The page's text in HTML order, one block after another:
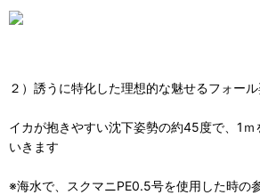
２）誘うに特化した理想的な魅せるフォー
イカが抱きやすい沈下姿勢の約45度で、1
いきます
※海水で、スクマニPE0.5号を使用した時の